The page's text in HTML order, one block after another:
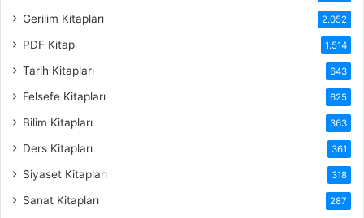
Gerilim Kitapları 2.052
PDF Kitap 1.514
Tarih Kitapları 643
Felsefe Kitapları 625
Bilim Kitapları 363
Ders Kitapları 361
Siyaset Kitapları 318
Sanat Kitapları 287